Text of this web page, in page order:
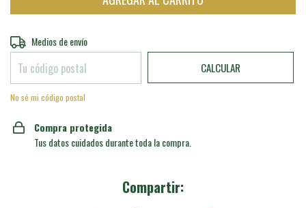
Entregas para el CP:
Medios de envío
CALCULAR
No sé mi código postal
Compra protegida
Tus datos cuidados durante toda la compra.
Compartir: